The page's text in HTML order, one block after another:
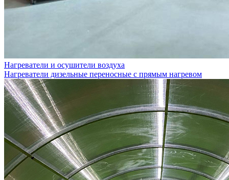
Нагреватели и осушители воздуха
Нагреватели дизельные переносные с прямым нагревом